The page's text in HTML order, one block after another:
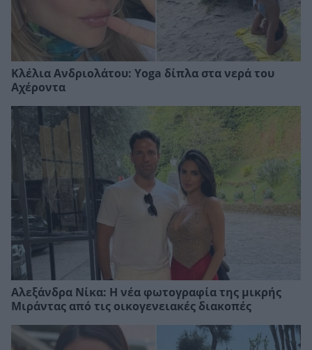
Κλέλια Ανδριολάτου: Yoga δίπλα στα νερά του
Αχέροντα
Αλεξάνδρα Νίκα: Η νέα φωτογραφία της μικρής
Μιράντας από τις οικογενειακές διακοπές